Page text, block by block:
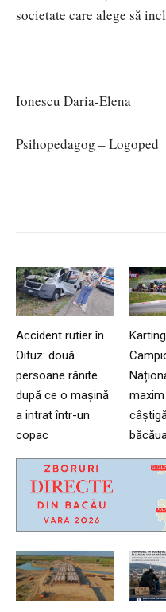
societate care alege să
Ionescu Daria-Elena
Psihopedagog – Logoped
Accident rutier în
Oituz: două
persoane rănite
după ce o mașină
a intrat într-un
copac